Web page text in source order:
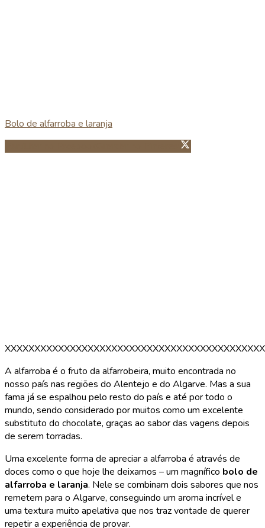
Bolo de alfarroba e laranja
Guardar no Pinterest
A alfarroba é o fruto da alfarrobeira, muito encontrada no
nosso país nas regiões do Alentejo e do Algarve. Mas a sua
fama já se espalhou pelo resto do país e até por todo o
mundo, sendo considerado por muitos como um excelente
substituto do chocolate, graças ao sabor das vagens depois
de serem torradas.
Uma excelente forma de apreciar a alfarroba é através de
doces como o que hoje lhe deixamos – um magnífico bolo de
alfarroba e laranja. Nele se combinam dois sabores que nos
remetem para o Algarve, conseguindo um aroma incrível e
uma textura muito apelativa que nos traz vontade de querer
repetir a experiência de provar.